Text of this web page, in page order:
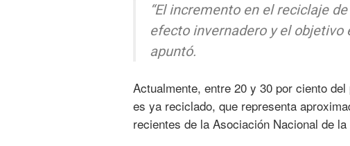
“El incremento en el reciclaje
efecto invernadero y el objetivo
apuntó.
Actualmente, entre 20 y 30 por ciento
es ya reciclado, que representa
recientes de la Asociación Nacional de